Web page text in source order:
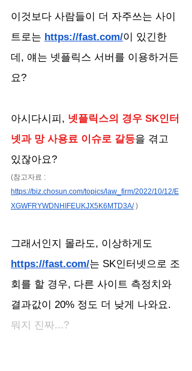
이것보다 사람들이 더 자주쓰는 사이
트로는 https://fast.com/이 있긴한
데, 얘는 넷플릭스 서버를 이용하거든
요?
아시다시피, 넷플릭스의 경우 SK인터
넷과 망 사용료 이슈로 갈등을 겪고
있잖아요?
(참고자료 :
https://biz.chosun.com/topics/law_firm/2022/10/12/E
XGWFRYWDNHIFEUKJX5K6MTD3A/ )
그래서인지 몰라도, 이상하게도
https://fast.com/는 SK인터넷으로 조
회를 할 경우, 다른 사이트 측정치와
결과값이 20% 정도 더 낮게 나와요.
뭐지 진짜...?